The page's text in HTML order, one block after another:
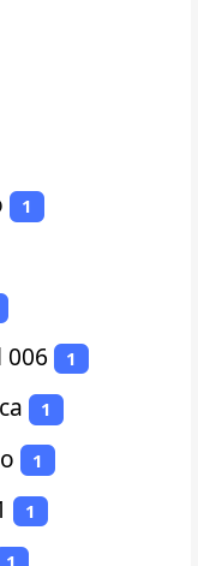
1
006 1
1
1
1